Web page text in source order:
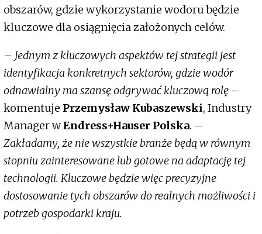
obszarów, gdzie wykorzystanie wodoru będzie
kluczowe dla osiągnięcia założonych celów.
– Jednym z kluczowych aspektów tej strategii jest
identyfikacja konkretnych sektorów, gdzie wodór
odnawialny ma szansę odgrywać kluczową rolę –
komentuje Przemysław Kubaszewski, Industry
Manager wEndress+Hauser Polska. –
Zakładamy, że nie wszystkie branże będą w równym
stopniu zainteresowane lub gotowe na adaptację tej
technologii. Kluczowe będzie więc precyzyjne
dostosowanie tych obszarów do realnych możliwości i
potrzeb gospodarki kraju.